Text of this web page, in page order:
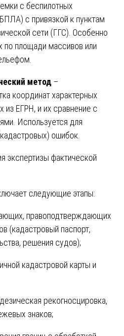
с беспилотных
с привязкой к пунктам
сети (ГГС). Особенно
по площади массивов или
метод –
координат характерных
из ЕГРН, и их сравнение с
Используется для
ошибок.
экспертизы фактической
следующие этапы:
правоподтверждающих
(кадастровый паспорт,
решения судов);
кадастровой карты и
рекогносцировка,
знаков;